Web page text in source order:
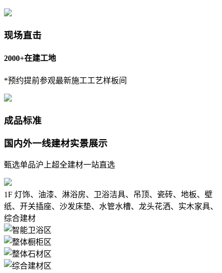
现场直击
2000+在建工地
*预约提前参观最新施工工艺样板间
成品标准
国内外一线建材实景展示
甄选单品沪上超全建材一站直选
1F 灯饰、油漆、淋浴房、卫浴洁具、吊顶、瓷砖、地板、壁
纸、开关插座、沙发床垫、水管水槽、龙头花洒、实木家具、
综合建材